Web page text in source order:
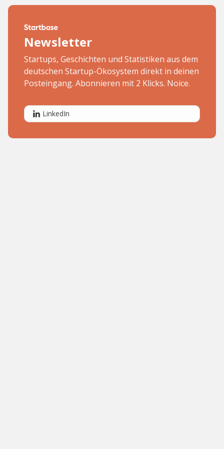
Newsletter
Startups, Geschichten und Statistiken aus dem
deutschen Startup-Ökosystem direkt in deinen
Posteingang. Abonnieren mit 2 Klicks. Noice.
LinkedIn